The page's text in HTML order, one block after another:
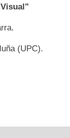
(UPC).